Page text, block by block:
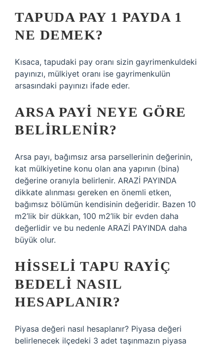
TAPUDA PAY 1 PAYDA 1
NE DEMEK?
Kısaca, tapudaki pay oranı sizin gayrimenkuldeki
payınızı, mülkiyet oranı ise gayrimenkulün
arsasındaki payınızı ifade eder.
ARSA PAYI NEYE GÖRE
BELIRLENIR?
Arsa payı, bağımsız arsa parsellerinin değerinin,
kat mülkiyetine konu olan ana yapının (bina)
değerine oranıyla belirlenir. ARAZİ PAYINDA
dikkate alınması gereken en önemli etken,
bağımsız bölümün kendisinin değeridir. Bazen 10
m2’lik bir dükkan, 100 m2’lik bir evden daha
değerlidir ve bu nedenle ARAZİ PAYINDA daha
büyük olur.
HISSELI TAPU RAYIÇ
BEDELI NASIL
HESAPLANIR?
Piyasa değeri nasıl hesaplanır? Piyasa değeri
belirlenecek ilçedeki 3 adet taşınmazın piyasa